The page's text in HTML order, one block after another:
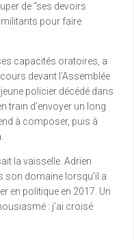
de “ses devoirs
militants pour faire
capacités oratoires, a
devant l’Assemblée
policier décédé dans
train d’envoyer un long
à composer, puis à
la vaisselle. Adrien
son domaine lorsqu’il a
en politique en 2017. Un
: j’ai croisé